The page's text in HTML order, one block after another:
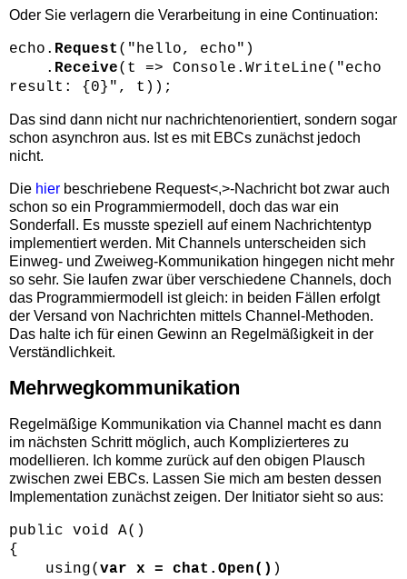
Oder Sie verlagern die Verarbeitung in eine Continuation:
echo. Request ("hello, echo")
. Receive(t => Console.WriteLine("echo
result: {0}", t));
Das sind dann nicht nur nachrichtenorientiert, sondern sogar
schon asynchron aus. Ist es mit EBCs zunächst jedoch
nicht.
Die hier beschriebene Request<,>-Nachricht bot zwar auch
schon so ein Programmiermodell, doch das war ein
Sonderfall. Es musste speziell auf einem Nachrichtentyp
implementiert werden. Mit Channels unterscheiden sich
Einweg- und Zweiweg-Kommunikation hingegen nicht mehr
so sehr. Sie laufen zwar über verschiedene Channels, doch
das Programmiermodell ist gleich: in beiden Fällen erfolgt
der Versand von Nachrichten mittels Channel-Methoden.
Das halte ich für einen Gewinn an Regelmäßigkeit in der
Verständlichkeit.
Mehrwegkommunikation
Regelmäßige Kommunikation via Channel macht es dann
im nächsten Schritt möglich, auch Komplizierteres zu
modellieren. Ich komme zurück auf den obigen Plausch
zwischen zwei EBCs. Lassen Sie mich am besten dessen
Implementation zunächst zeigen. Der Initiator sieht so aus:
public void A()
{
using( var x = chat.Open() )